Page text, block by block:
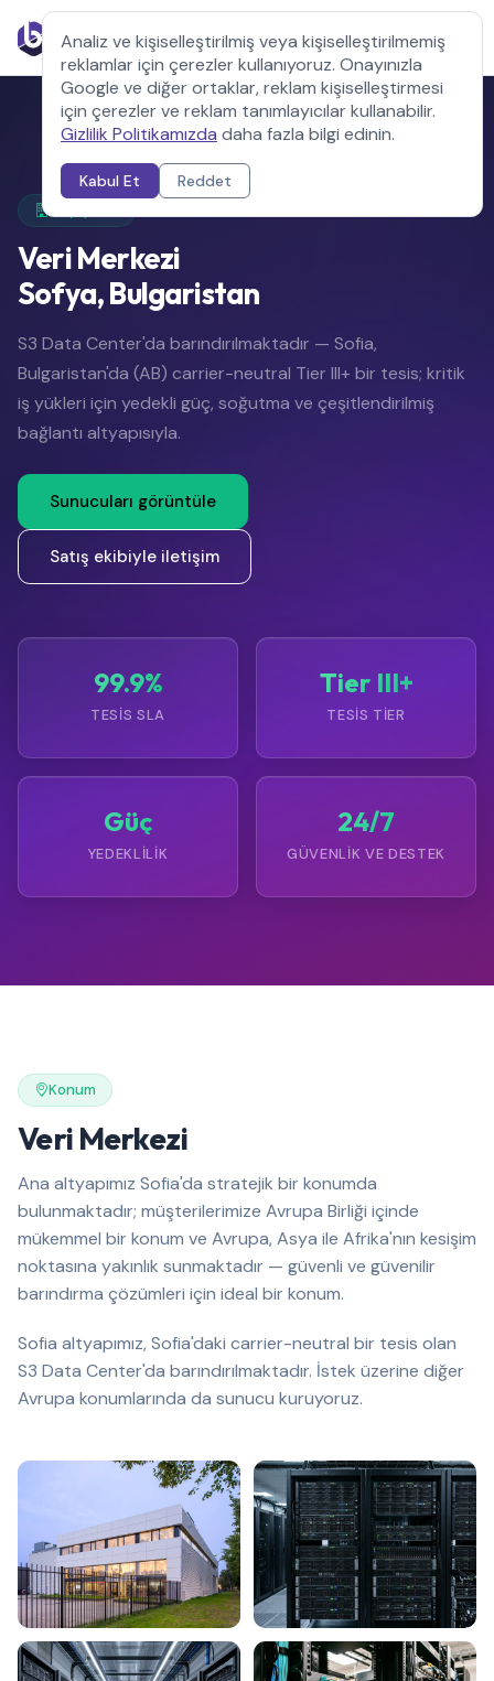
Veri Merkezi
Sofya, Bulgaristan
S3 Data Center'da barındırılmaktadır — Sofia,
Bulgaristan'da (AB) carrier-neutral Tier III+ bir tesis; kritik
iş yükleri için yedekli güç, soğutma ve çeşitlendirilmiş
bağlantı altyapısıyla.
Sunucuları görüntüle
Satış ekibiyle iletişim
99.9%
TESIS SLA
Tier III+
TESIS TIER
Güç
YEDEKLILIK
24/7
GÜVENLIK VE DESTEK
Konum
Veri Merkezi
Ana altyapımız Sofia'da stratejik bir konumda
bulunmaktadır; müşterilerimize Avrupa Birliği içinde
mükemmel bir konum ve Avrupa, Asya ile Afrika'nın kesişim
noktasına yakınlık sunmaktadır — güvenli ve güvenilir
barındırma çözümleri için ideal bir konum.
Sofia altyapımız, Sofia'daki carrier-neutral bir tesis olan
S3 Data Center'da barındırılmaktadır. İstek üzerine diğer
Avrupa konumlarında da sunucu kuruyoruz.
Analiz ve kişiselleştirilmiş veya kişiselleştirilmemiş
reklamlar için çerezler kullanıyoruz. Onayınızla
Google ve diğer ortaklar, reklam kişiselleştirmesi
için çerezler ve reklam tanımlayıcılar kullanabilir.
Gizlilik Politikamızda daha fazla bilgi edinin.
Kabul Et Reddet